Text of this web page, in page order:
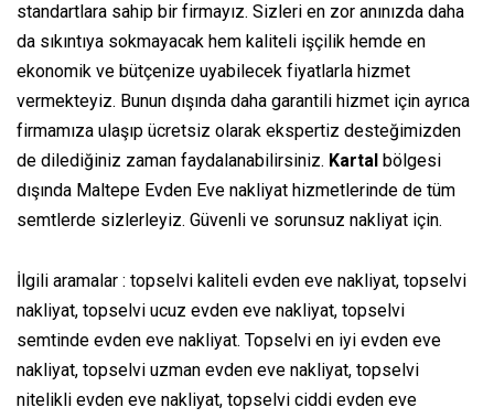
standartlara sahip bir firmayız. Sizleri en zor anınızda daha
da sıkıntıya sokmayacak hem kaliteli işçilik hemde en
ekonomik ve bütçenize uyabilecek fiyatlarla hizmet
vermekteyiz. Bunun dışında daha garantili hizmet için ayrıca
firmamıza ulaşıp ücretsiz olarak ekspertiz desteğimizden
de dilediğiniz zaman faydalanabilirsiniz. Kartal bölgesi
dışında Maltepe Evden Eve nakliyat hizmetlerinde de tüm
semtlerde sizlerleyiz. Güvenli ve sorunsuz nakliyat için.
İlgili aramalar : topselvi kaliteli evden eve nakliyat, topselvi
nakliyat, topselvi ucuz evden eve nakliyat, topselvi
semtinde evden eve nakliyat. Topselvi en iyi evden eve
nakliyat, topselvi uzman evden eve nakliyat, topselvi
nitelikli evden eve nakliyat, topselvi ciddi evden eve